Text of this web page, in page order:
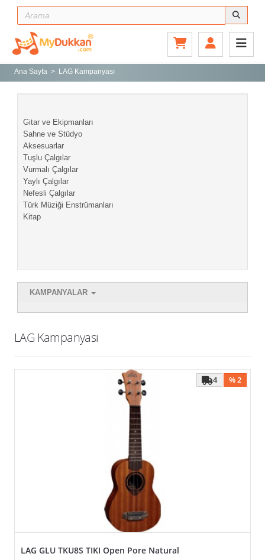
Ana Sayfa
Gitar ve Ekipmanları
Tuşlu Çalgılar
Vurmalı Çalgılar
Yaylı Çalgılar
Nefesli Çalgılar
Türk Müziği Enstrümanları
Kampanyalar
Ana Sayfa LAG Kampanyası
Gitar ve Ekipmanları
Sahne ve Stüdyo
Aksesuarlar
Tuşlu Çalgılar
Vurmalı Çalgılar
Yaylı Çalgılar
Nefesli Çalgılar
Türk Müziği Enstrümanları
Kitap
KAMPANYALAR
LAG Kampanyası
% 2
4
LAG GLU TKU8S TIKI Open Pore Natural